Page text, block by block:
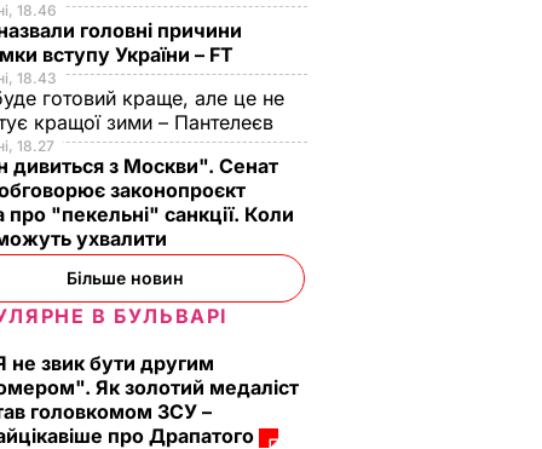
18.46
головні причини
вступу України – FT
18.43
готовий краще, але це не
кращої зими – Пантелеєв
18.27
дивиться з Москви". Сенат
законопроєкт
про "пекельні" санкції. Коли
ухвалити
Більше новин
В БУЛЬВАРІ
не звик бути другим
Як золотий медаліст
головкомом ЗСУ –
про Драпатого